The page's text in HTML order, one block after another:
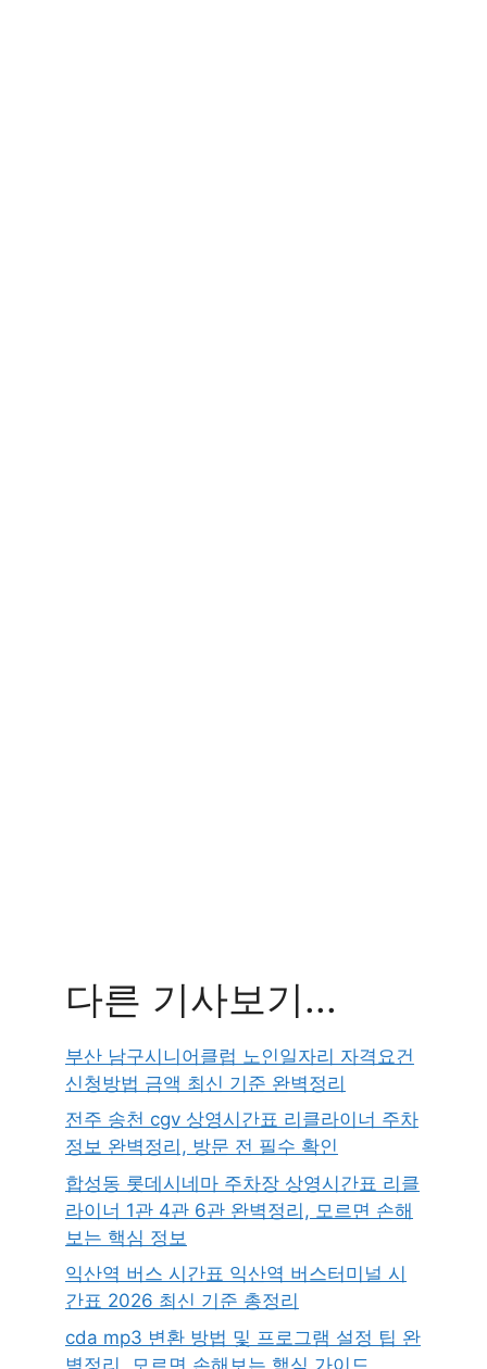
다른 기사보기...
부산 남구시니어클럽 노인일자리 자격요건
신청방법 금액 최신 기준 완벽정리
전주 송천 cgv 상영시간표 리클라이너 주차
정보 완벽정리, 방문 전 필수 확인
합성동 롯데시네마 주차장 상영시간표 리클
라이너 1관 4관 6관 완벽정리, 모르면 손해
보는 핵심 정보
익산역 버스 시간표 익산역 버스터미널 시
간표 2026 최신 기준 총정리
cda mp3 변환 방법 및 프로그램 설정 팁 완
벽정리, 모르면 손해보는 핵심 가이드